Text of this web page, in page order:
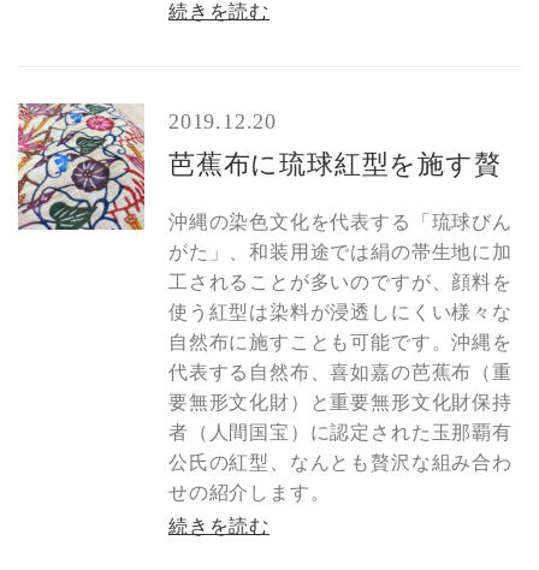
続きを読む
2019.12.20
芭蕉布に琉球紅型を施す贅
沖縄の染色文化を代表する「琉球びん
がた」、和装用途では絹の帯生地に加
工されることが多いのですが、顔料を
使う紅型は染料が浸透しにくい様々な
自然布に施すことも可能です。沖縄を
代表する自然布、喜如嘉の芭蕉布（重
要無形文化財）と重要無形文化財保持
者（人間国宝）に認定された玉那覇有
公氏の紅型、なんとも贅沢な組み合わ
せの紹介します。
続きを読む